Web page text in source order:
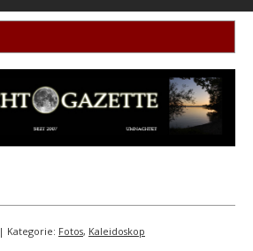
| Kategorie: Fotos, Kaleidoskop